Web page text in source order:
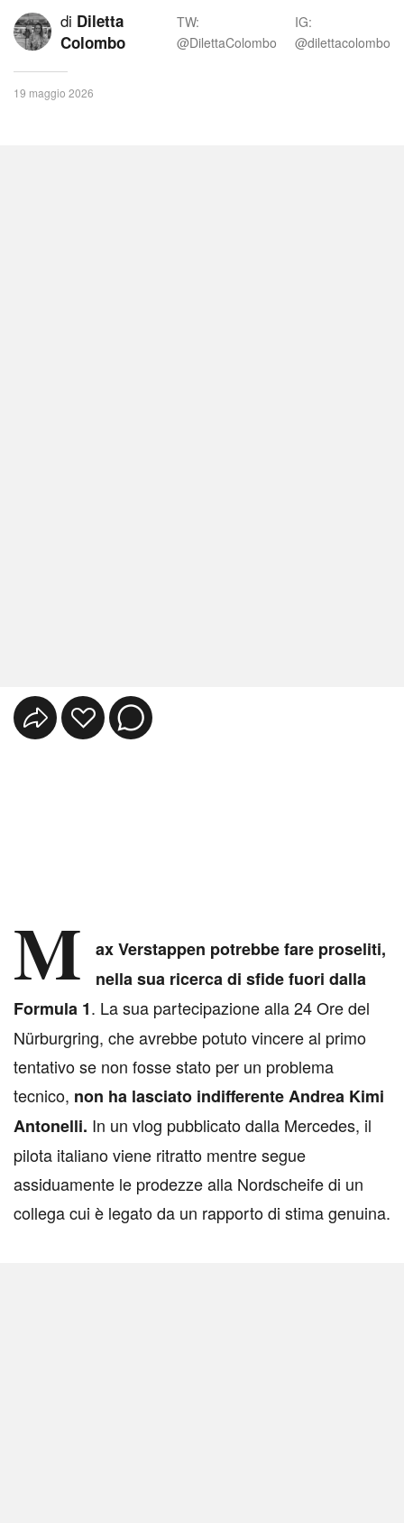
di Diletta
Colombo
TW:
@DilettaColombo
IG:
@dilettacolombo
19 maggio 2026
M
ax Verstappen potrebbe fare proseliti,
nella sua ricerca di sfide fuori dalla
Formula 1. La sua partecipazione alla 24 Ore del
Nürburgring, che avrebbe potuto vincere al primo
tentativo se non fosse stato per un problema
tecnico, non ha lasciato indifferente Andrea Kimi
Antonelli. In un vlog pubblicato dalla Mercedes, il
pilota italiano viene ritratto mentre segue
assiduamente le prodezze alla Nordscheife di un
collega cui è legato da un rapporto di stima genuina.